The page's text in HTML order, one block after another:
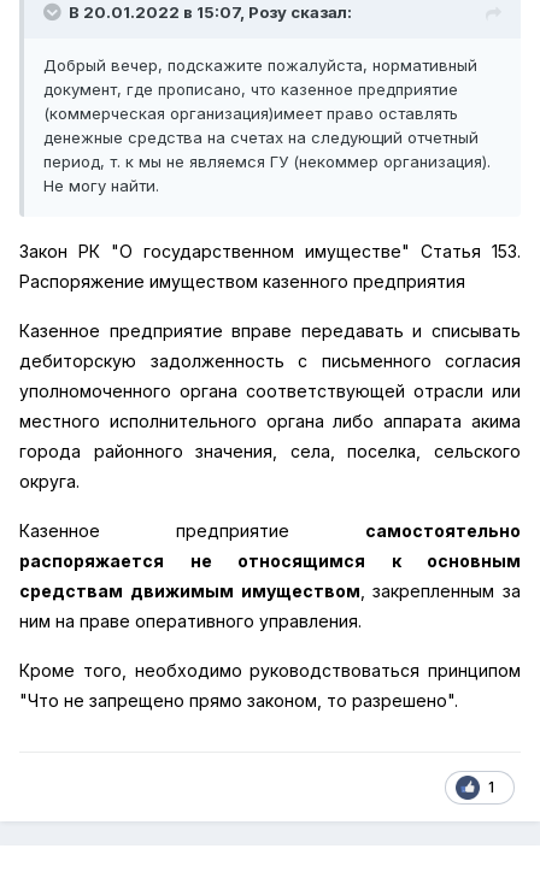
В 20.01.2022 в 15:07, Розу сказал:
Добрый вечер, подскажите пожалуйста, нормативный
документ, где прописано, что казенное предприятие
(коммерческая организация)имеет право оставлять
денежные средства на счетах на следующий отчетный
период, т. к мы не являемся ГУ (некоммер организация).
Не могу найти.
Закон РК "О государственном имуществе" Статья 153.
Распоряжение имуществом казенного предприятия
Казенное предприятие вправе передавать и списывать
дебиторскую задолженность с письменного согласия
уполномоченного органа соответствующей отрасли или
местного исполнительного органа либо аппарата акима
города районного значения, села, поселка, сельского
округа.
Казенное предприятие самостоятельно
распоряжается не относящимся к основным
средствам движимым имуществом , закрепленным за
ним на праве оперативного управления.
Кроме того, необходимо руководствоваться принципом
"Что не запрещено прямо законом, то разрешено".
1